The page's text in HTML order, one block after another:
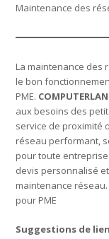
Maintenance des
La maintenance des
le bon
PME.
aux besoins des
service de proximité
réseau performant,
pour toute
devis personnalisé
maintenance
pour PME
Suggestions de